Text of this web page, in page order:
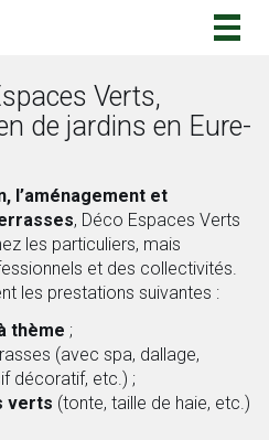
Verts,
de jardins en Eure-
l’aménagement et
, Déco Espaces Verts
les particuliers, mais
et des collectivités.
les prestations suivantes :
thème ;
(avec spa, dallage,
décoratif, etc.) ;
verts (tonte, taille de haie, etc.)